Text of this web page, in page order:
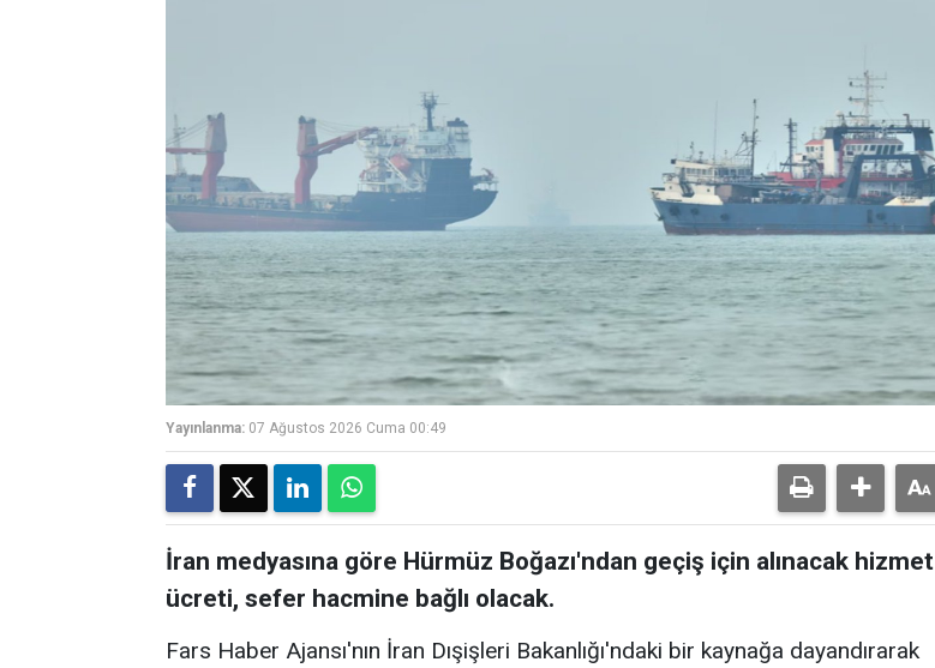
Yayınlanma: 07 Ağustos 2026 Cuma 00:49
İran medyasına göre Hürmüz Boğazı'ndan geçiş için alınacak hizmet
ücreti, sefer hacmine bağlı olacak.
Fars Haber Ajansı'nın İran Dışişleri Bakanlığı'ndaki bir kaynağa dayandırarak